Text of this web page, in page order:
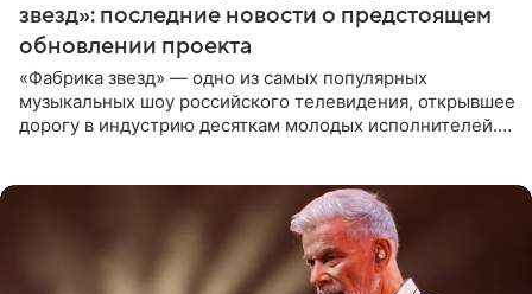
звезд»: последние новости о предстоящем
обновлении проекта
«Фабрика звезд» — одно из самых популярных
музыкальных шоу российского телевидения, открывшее
дорогу в индустрию десяткам молодых исполнителей.